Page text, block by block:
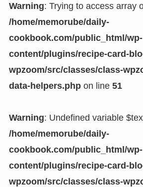
Warning: Trying to access array
/home/memorube/daily-
cookbook.com/public_html/wp-
content/plugins/recipe-card-
wpzoom/src/classes/class-
data-helpers.phpon line 51
Warning: Undefined variable
/home/memorube/daily-
cookbook.com/public_html/wp-
content/plugins/recipe-card-
wpzoom/src/classes/class-